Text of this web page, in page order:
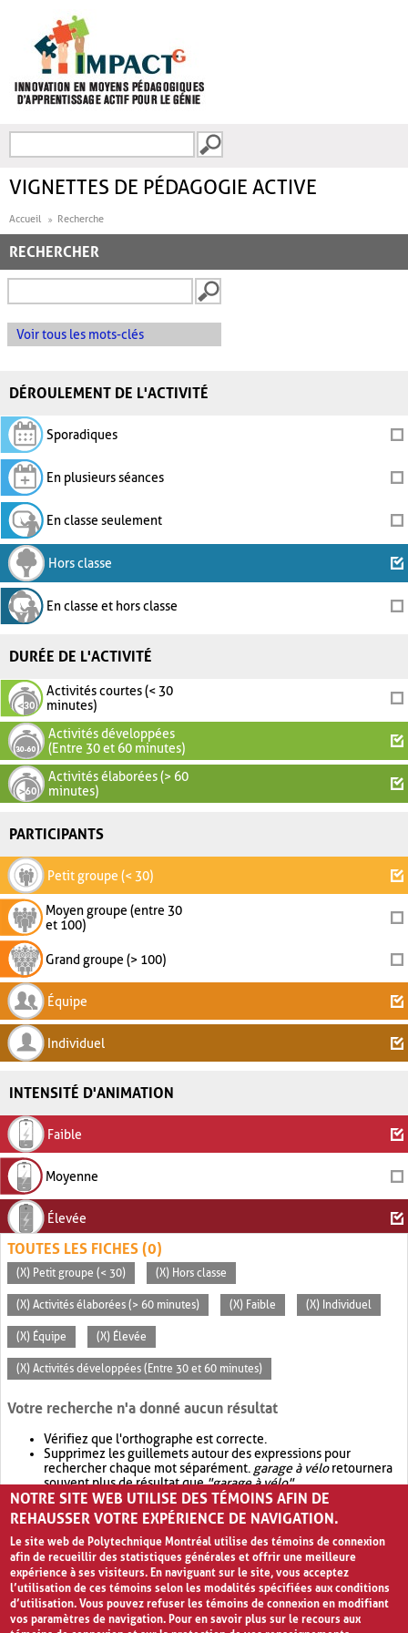
FORMULAIRE DE
VIGNETTES DE PÉDAGOGIE ACTIVE
Accueil Recherche
RECHERCHER
Voir tous les mots-clés
DÉROULEMENT DE L'ACTIVITÉ
Sporadiques
En plusieurs séances
En classe seulement
Hors classe
En classe et hors classe
DURÉE DE L'ACTIVITÉ
Activités courtes (< 30
minutes)
Activités développées
(Entre 30 et 60 minutes)
Activités élaborées (> 60
minutes)
PARTICIPANTS
Petit groupe (< 30)
Moyen groupe (entre 30
et 100)
Grand groupe (> 100)
Équipe
Individuel
INTENSITÉ D'ANIMATION
Faible
Moyenne
Élevée
TOUTES LES FICHES (0)
(X) Petit groupe (< 30) (X) Hors classe
(X) Activités élaborées (> 60 minutes) (X) Faible (X) Individuel
(X) Équipe (X) Élevée
(X) Activités développées (Entre 30 et 60 minutes)
Votre recherche n'a donné aucun résultat
Vérifiez que l'orthographe est correcte.
Supprimez les guillemets autour des expressions pour
rechercher chaque mot séparément. garage à véloretournera
souvent plus de résultat que"garage à vélo".
Envisagez d'élargir votre recherche avec OR.garage OR vélo
retournera souvent plus de résultat quegarage à vélo
NOTRE SITE WEB UTILISE DES TÉMOINS AFIN DE
REHAUSSER VOTRE EXPÉRIENCE DE NAVIGATION.
Le site web de Polytechnique Montréal utilise des témoins de connexion
afin de recueillir des statistiques générales et offrir une meilleure
expérience à ses visiteurs. En naviguant sur le site, vous acceptez
l’utilisation de ces témoins selon les modalités spécifiées aux conditions
d’utilisation. Vous pouvez refuser les témoins de connexion en modifiant
vos paramètres de navigation. Pour en savoir plus sur le recours aux